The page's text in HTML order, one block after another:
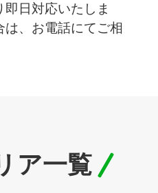
日対応いたしま
は、お電話にてご相
ア一覧